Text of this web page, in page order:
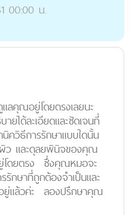
00:00 น.
ลคุณอยู่โดยตรงเลยนะ
ได้ละเอียดและชัดเจนที่
ควิธีการรักษาแบบใดนั้น
และดุลยพินิจของคุณ
โดยตรง ซึ่งคุณหมอจะ
กษาที่ถูกต้องจำเป็นและ
อยู่แล้วค่ะ ลองปรึกษาคุณ